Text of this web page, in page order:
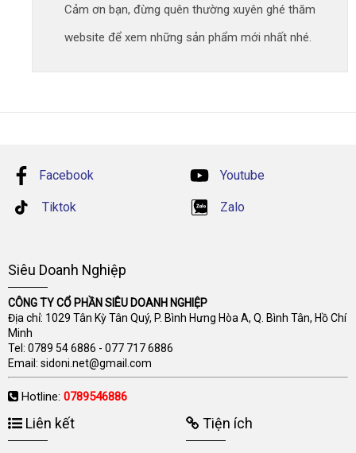
Cảm ơn bạn, đừng quên thường xuyên ghé thăm
website để xem những sản phẩm mới nhất nhé.
Facebook Youtube
Tiktok Zalo
Siêu Doanh Nghiệp
CÔNG TY CỔ PHẦN SIÊU DOANH NGHIỆP
Địa chỉ: 1029 Tân Kỳ Tân Quý, P. Bình Hưng Hòa A, Q. Bình Tân, Hồ Chí
Minh
Tel: 0789 54 6886 - 077 717 6886
Email: sidoni.net@gmail.com
Hotline: 0789546886
Liên kết Tiện ích